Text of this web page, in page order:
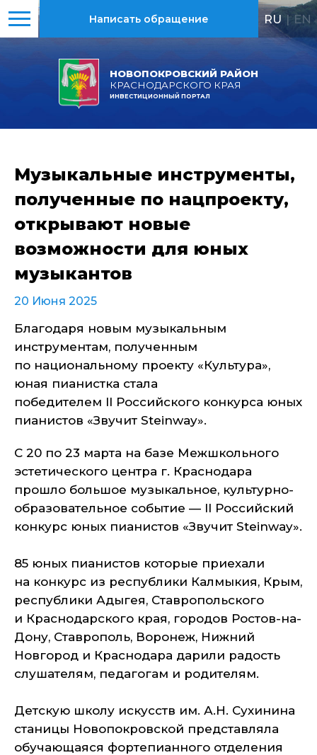
НОВОПОКРОВСКИЙ РАЙОН
КРАСНОДАРСКОГО КРАЯ
ИНВЕСТИЦИОННЫЙ ПОРТАЛ
Написать обращение RU | EN
Музыкальные инструменты,
полученные по нацпроекту,
открывают новые
возможности для юных
музыкантов
20 Июня 2025
Благодаря новым музыкальным
инструментам, полученным
по национальному проекту «Культура»,
юная пианистка стала
победителем II Российского конкурса юных
пианистов «Звучит Steinway».
С 20 по 23 марта на базе Межшкольного
эстетического центра г. Краснодара
прошло большое музыкальное, культурно-
образовательное событие — II Российский
конкурс юных пианистов «Звучит Steinway».
85 юных пианистов которые приехали
на конкурс из республики Калмыкия, Крым,
республики Адыгея, Ставропольского
и Краснодарского края, городов Ростов-на-
Дону, Ставрополь, Воронеж, Нижний
Новгород и Краснодара дарили радость
слушателям, педагогам и родителям.
Детскую школу искусств им. А.Н. Сухинина
станицы Новопокровской представляла
обучающаяся фортепианного отделения